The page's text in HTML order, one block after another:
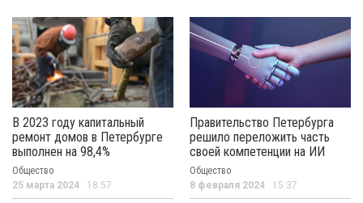
В 2023 году капитальный
ремонт домов в Петербурге
выполнен на 98,4%
Общество
25 марта 2024 18:57
Правительство Петербурга
решило переложить часть
своей компетенции на ИИ
Общество
8 февраля 2024 15:37